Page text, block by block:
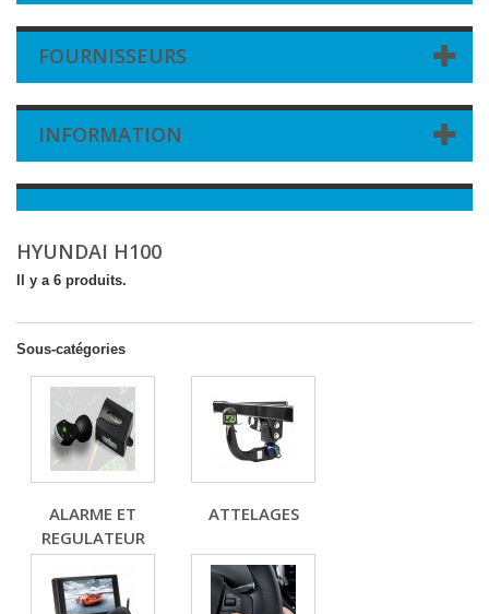
FOURNISSEURS
INFORMATION
HYUNDAI H100
Il y a 6 produits.
Sous-catégories
ALARME ET
REGULATEUR
ATTELAGES